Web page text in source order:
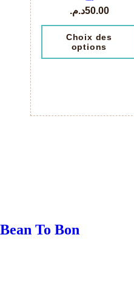
50.00د.م.
Choix des
options
Bean To Bon